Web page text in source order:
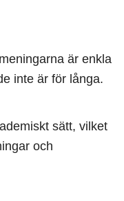
är enkla
inte är för långa.
sätt, vilket
och